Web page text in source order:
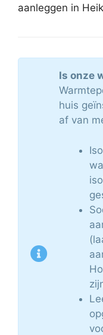
aanleggen in
Is onze
huis
af van